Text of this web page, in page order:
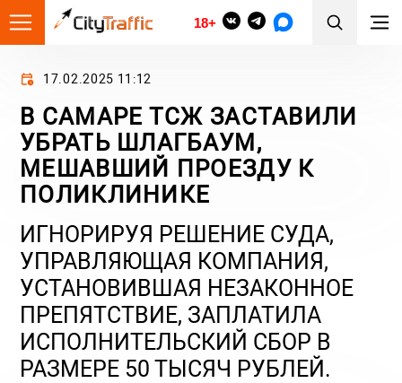
18+
17.02.2025 11:12
В САМАРЕ ТСЖ ЗАСТАВИЛИ
УБРАТЬ ШЛАГБАУМ,
МЕШАВШИЙ ПРОЕЗДУ К
ПОЛИКЛИНИКЕ
ИГНОРИРУЯ РЕШЕНИЕ СУДА,
УПРАВЛЯЮЩАЯ КОМПАНИЯ,
УСТАНОВИВШАЯ НЕЗАКОННОЕ
ПРЕПЯТСТВИЕ, ЗАПЛАТИЛА
ИСПОЛНИТЕЛЬСКИЙ СБОР В
РАЗМЕРЕ 50 ТЫСЯЧ РУБЛЕЙ.